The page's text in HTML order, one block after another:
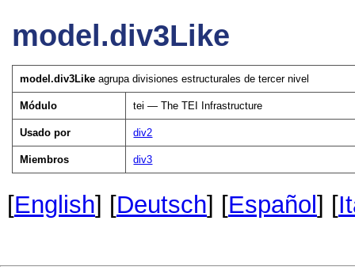
model.div3Like
model.div3Like agrupa divisiones estructurales de tercer nivel
Módulo tei — The TEI Infrastructure
Usado por div2
Miembros div3
[English] [Deutsch] [Español ] [